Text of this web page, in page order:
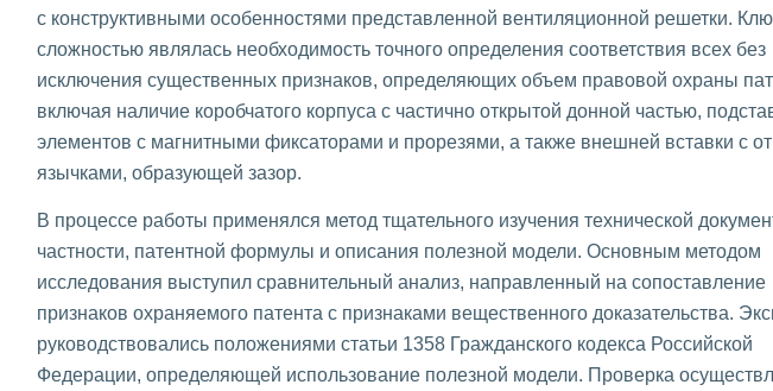
с конструктивными особенностями представленной вентиляционной решетки.
сложностью являлась необходимость точного определения соответствия всех без
исключения существенных признаков, определяющих объем правовой охраны
включая наличие коробчатого корпуса с частично открытой донной частью,
элементов с магнитными фиксаторами и прорезями, а также внешней вставки с
язычками, образующей зазор.
В процессе работы применялся метод тщательного изучения технической
частности, патентной формулы и описания полезной модели. Основным методом
исследования выступил сравнительный анализ, направленный на сопоставление
признаков охраняемого патента с признаками вещественного доказательства.
руководствовались положениями статьи 1358 Гражданского кодекса Российской
Федерации, определяющей использование полезной модели. Проверка